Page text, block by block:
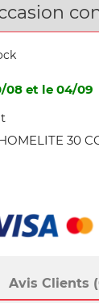
Avis Clients
08 et le 04/09
30